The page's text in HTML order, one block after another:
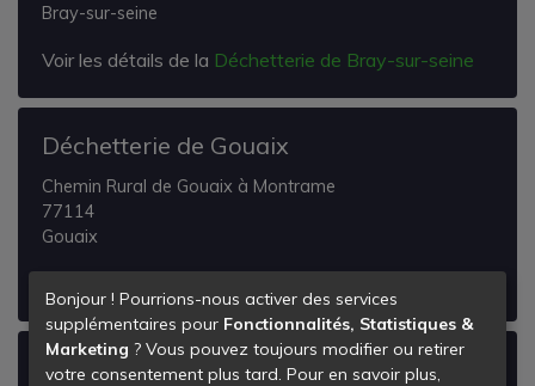
Bray-sur-seine
Voir les détails de la Déchetterie de Bray-sur-seine
Déchetterie de Gouaix
Chemin Rural de Gouaix à Montrame
77114
Gouaix
Déchetterie de Provins
Bonjour ! Pourrions-nous activer des services
supplémentaires pour Fonctionnalités, Statistiques &
Marketing ? Vous pouvez toujours modifier ou retirer
votre consentement plus tard. Pour en savoir plus,